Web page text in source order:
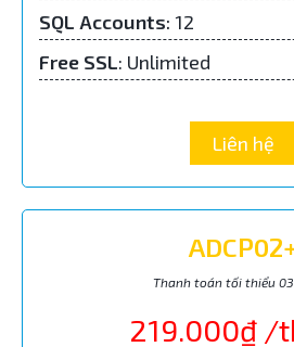
SQL Accounts: 12
Free SSL: Unlimited
Liên hệ
Thanh toán tối thiểu
219.000₫ /